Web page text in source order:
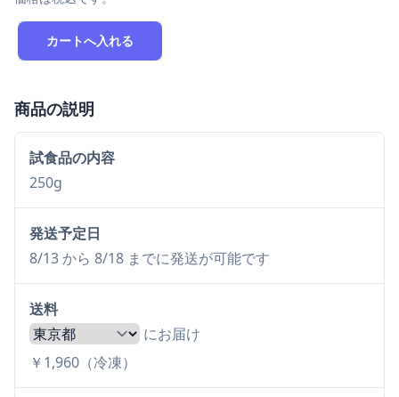
カートへ入れる
商品の説明
試食品の内容
250g
発送予定日
8/13 から 8/18 までに発送が可能です
送料
にお届け
￥1,960（冷凍）